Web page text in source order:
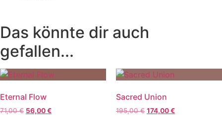
Das könnte dir auch
gefallen...
Eternal Flow
71,00€ 56,00€
Sacred Union
195,00€ 174,00€